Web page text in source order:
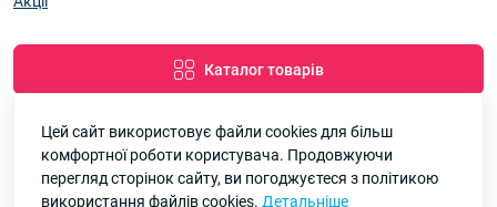
Каталог товарів
Рейтинг
Цей сайт використовує файли cookies для більш
комфортної роботи користувача. Продовжуючи
перегляд сторінок сайту, ви погоджуєтеся з політикою
використання файлів cookies. Детальніше